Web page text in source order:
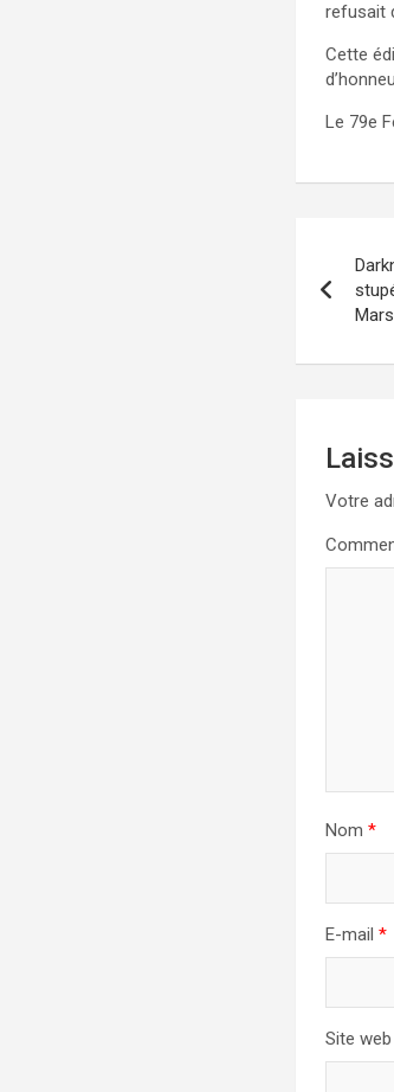
refusait
Cette
Le 79e
de
Votre
Nom*
E-mail*
Site web